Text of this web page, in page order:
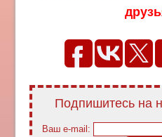
Подпишитесь на
Ваш e-mail: